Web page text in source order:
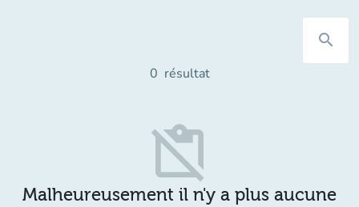
search
0 résultat
content_paste_off
Malheureusement il n'y a plus aucune